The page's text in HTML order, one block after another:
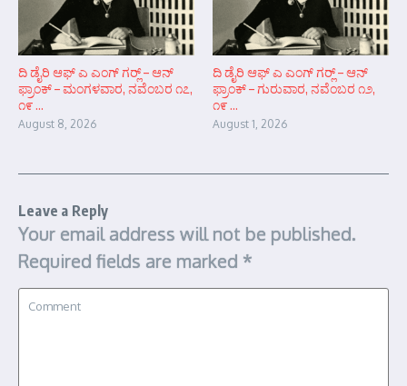
ದಿ ಡೈರಿ ಆಫ್ ಎ ಎಂಗ್ ಗರ್‍ಲ್ – ಆನ್‌
ಫ್ರಾಂಕ್ – ಮಂಗಳವಾರ, ನವೆಂಬರ ೧೭,
೧೯ ...
August 8, 2026
ದಿ ಡೈರಿ ಆಫ್ ಎ ಎಂಗ್ ಗರ್‍ಲ್ – ಆನ್‌
ಫ್ರಾಂಕ್ – ಗುರುವಾರ, ನವೆಂಬರ ೧೨,
೧೯ ...
August 1, 2026
Leave a Reply
Your email address will not be published.
Required fields are marked *